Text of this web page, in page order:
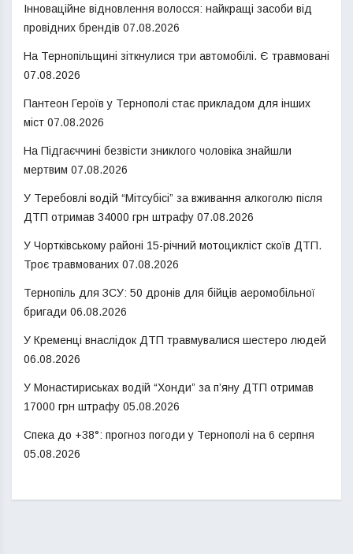
Інноваційне відновлення волосся: найкращі засоби від
провідних брендів 07.08.2026
На Тернопільщині зіткнулися три автомобілі. Є травмовані
07.08.2026
Пантеон Героїв у Тернополі стає прикладом для інших
міст 07.08.2026
На Підгаєччині безвісти зниклого чоловіка знайшли
мертвим 07.08.2026
У Теребовлі водій “Мітсубісі” за вживання алкоголю після
ДТП отримав 34000 грн штрафу 07.08.2026
У Чортківському районі 15-річний мотоцикліст скоїв ДТП.
Троє травмованих 07.08.2026
Тернопіль для ЗСУ: 50 дронів для бійців аеромобільної
бригади 06.08.2026
У Кременці внаслідок ДТП травмувалися шестеро людей
06.08.2026
У Монастириськах водій “Хонди” за п’яну ДТП отримав
17000 грн штрафу 05.08.2026
Спека до +38°: прогноз погоди у Тернополі на 6 серпня
05.08.2026